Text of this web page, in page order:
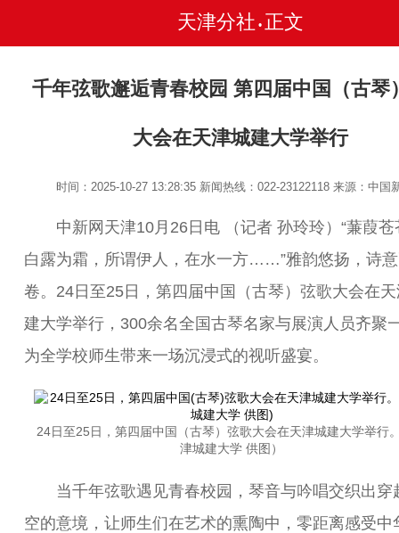
天津分社 • 正文
千年弦歌邂逅青春校园 第四届中国（古琴
大会在天津城建大学举行
时间：2025-10-27 13:28:35 新闻热线：022-23122118来源：中国
中新网天津10月26日电 （记者 孙玲玲）“蒹葭苍
白露为霜，所谓伊人，在水一方……”雅韵悠扬，诗
卷。24日至25日，第四届中国（古琴）弦歌大会在
建大学举行，300余名全国古琴名家与展演人员齐聚
为全学校师生带来一场沉浸式的视听盛宴。
24日至25日，第四届中国（古琴）弦歌大会在天津城建大学举行
津城建大学 供图）
当千年弦歌遇见青春校园，琴音与吟唱交织出穿
空的意境，让师生们在艺术的熏陶中，零距离感受中